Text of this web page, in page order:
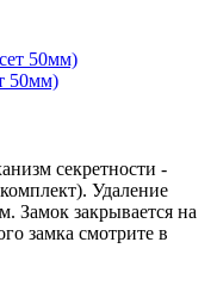
50мм)
секретности -
Удаление
Замок закрывается на
замка смотрите в